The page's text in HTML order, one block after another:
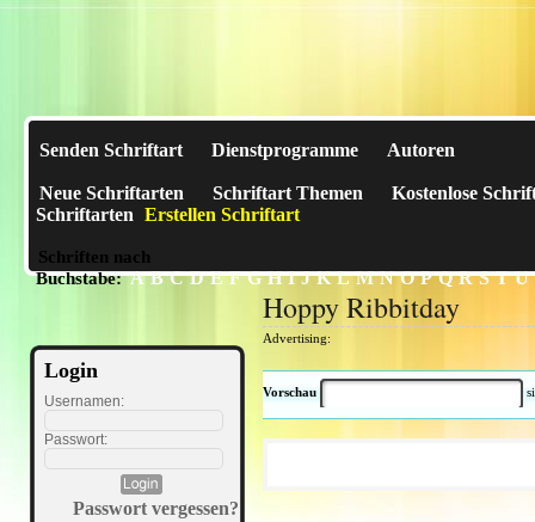
Senden Schriftart Dienstprogramme Autoren
Neue Schriftarten Schriftart Themen
Kostenlose
Schriftarten Erstellen Schriftart
Schriften nach
Buchstabe:A B C D E F G H I J K L M N O P Q R S T U
Login
Usernamen:
Passwort:
Passwort vergessen?
Hoppy Ribbitday
Advertising:
Vorschau